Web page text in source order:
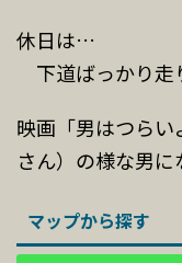
休日は…
下道ばっかり走
映画「男はつらい
さん）の様な男に
マップから探す